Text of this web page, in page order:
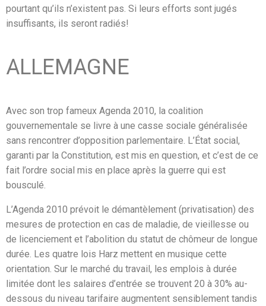
pourtant qu’ils n’existent pas. Si leurs efforts sont jugés
insuffisants, ils seront radiés!
ALLEMAGNE
Avec son trop fameux Agenda 2010, la coalition
gouvernementale se livre à une casse sociale généralisée
sans rencontrer d’opposition parlementaire. L’État social,
garanti par la Constitution, est mis en question, et c’est de ce
fait l’ordre social mis en place après la guerre qui est
bousculé.
L’Agenda 2010 prévoit le démantèlement (privatisation) des
mesures de protection en cas de maladie, de vieillesse ou
de licenciement et l’abolition du statut de chômeur de longue
durée. Les quatre lois Harz mettent en musique cette
orientation. Sur le marché du travail, les emplois à durée
limitée dont les salaires d’entrée se trouvent 20 à 30% au-
dessous du niveau tarifaire augmentent sensiblement tandis